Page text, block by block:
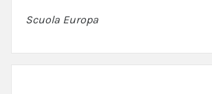
Scuola Europa